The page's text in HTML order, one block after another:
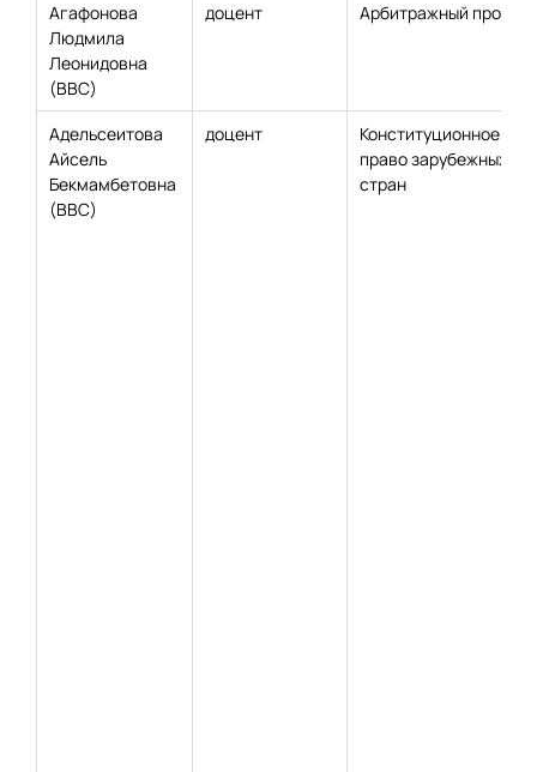
Агафонова
Людмила
Леонидовна
(ВВС)
доцент Арбитражный
Адельсеитова
Айсель
Бекмамбетовна
(ВВС)
доцент
Конституционное
право зарубежных
стран